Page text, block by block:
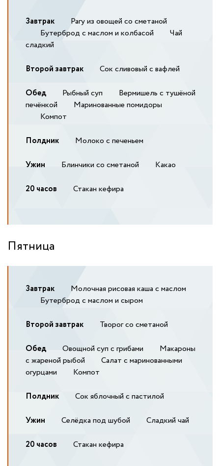
Завтрак
Рагу из овощей со сметаной
Бутерброд с маслом и колбасой
Чай
сладкий
Второй завтрак Сок сливовый с вафлей
Обед Рыбный суп
Вермишель с тушёной
печёнкой
Маринованные помидоры
Компот
Полдник Молоко с печеньем
Ужин Блинчики со сметаной Какао
20 часов Стакан кефира
Пятница
Завтрак
Молочная рисовая каша с маслом
Бутерброд с маслом и сыром
Второй завтрак Творог со сметаной
Обед Овощной суп с грибами
Макароны
с жареной рыбой
Салат с маринованными
огурцами
Компот
Полдник Сок яблочный с пастилой
Ужин Селёдка под шубой Сладкий чай
20 часов Стакан кефира